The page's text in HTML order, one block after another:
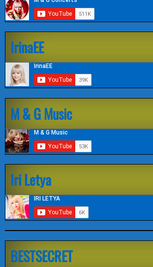
IrinaEE
M & G Music
Iri Letya
BESTSECRET